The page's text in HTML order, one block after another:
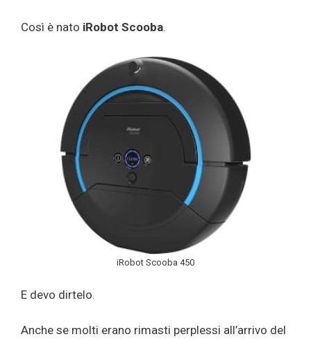
Così è nato iRobot Scooba.
iRobot Scooba 450
E devo dirtelo.
Anche se molti erano rimasti perplessi all’arrivo del